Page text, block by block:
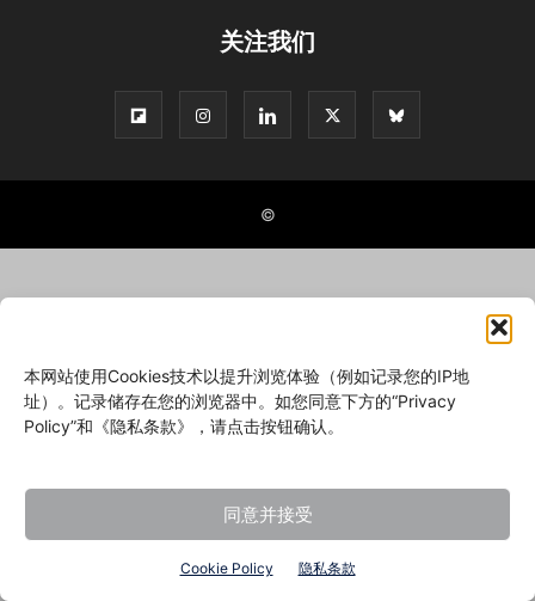
本网站使用Cookies技术以提升浏览体验（例如记录您的IP地
址）。记录储存在您的浏览器中。如您同意下方的“Privacy
Policy”和《隐私条款》，请点击按钮确认。
同意并接受
Cookie Policy 隐私条款
关注我们
©